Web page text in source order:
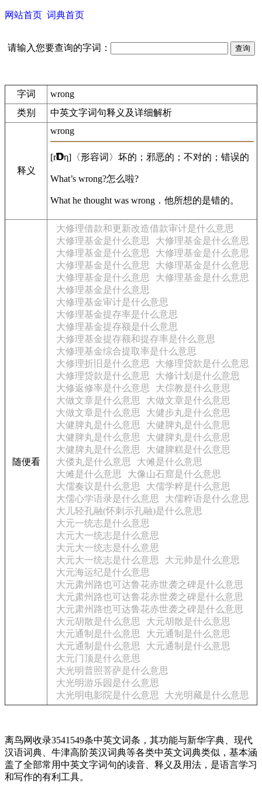
网站首页 词典首页
请输入您要查询的字词：
字词
wrong
类别
中英文字词句释义及详细解析
释义
wrong
[r η]〈形容词〉坏的；邪恶的；不对的；错误的
What’s wrong?怎么啦?
What he thought was wrong．他所想的是错的。
随便看
大修理借款和更新改造借款审计是什么意思
大修理基金是什么意思
大修理基金是什么意思
大修理基金是什么意思
大修理基金是什么意思
大修理基金是什么意思
大修理基金是什么意思
大修理基金是什么意思
大修理基金是什么意思
大修理基金是什么意思
大修理基金审计是什么意思
大修理基金提存率是什么意思
大修理基金提存额是什么意思
大修理基金提存额和提存率是什么意思
大修理基金综合提取率是什么意思
大修理折旧是什么意思
大修理贷款是什么意思
大修理贷款是什么意思
大修计划是什么意思
大修返修率是什么意思
大倧教是什么意思
大做文章是什么意思
大做文章是什么意思
大做文章是什么意思
大健步丸是什么意思
大健脾丸是什么意思
大健脾丸是什么意思
大健脾丸是什么意思
大健脾丸是什么意思
大健脾丸是什么意思
大健脾糕是什么意思
大偻丸是什么意思
大傩是什么意思
大傩是什么意思
大像山石窟是什么意思
大儒奏议是什么意思
大儒学粹是什么意思
大儒心学语录是什么意思
大儒粹语是什么意思
大儿轻孔融(怀刺示孔融)是什么意思
大元一统志是什么意思
大元大一统志是什么意思
大元大一统志是什么意思
大元大一统志是什么意思
大元帅是什么意思
大元海运纪是什么意思
大元肃州路也可达鲁花赤世袭之碑是什么意思
大元肃州路也可达鲁花赤世袭之碑是什么意思
大元肃州路也可达鲁花赤世袭之碑是什么意思
大元胡散是什么意思
大元胡散是什么意思
大元通制是什么意思
大元通制是什么意思
大元通制是什么意思
大元通制是什么意思
大元门顶是什么意思
大光明普照菩萨是什么意思
大光明游乐园是什么意思
大光明电影院是什么意思
大光明藏是什么意思
离鸟网收录3541549条中英文词条，其功能与新华字典、现代
汉语词典、牛津高阶英汉词典等各类中英文词典类似，基本涵
盖了全部常用中英文字词句的读音、释义及用法，是语言学习
和写作的有利工具。